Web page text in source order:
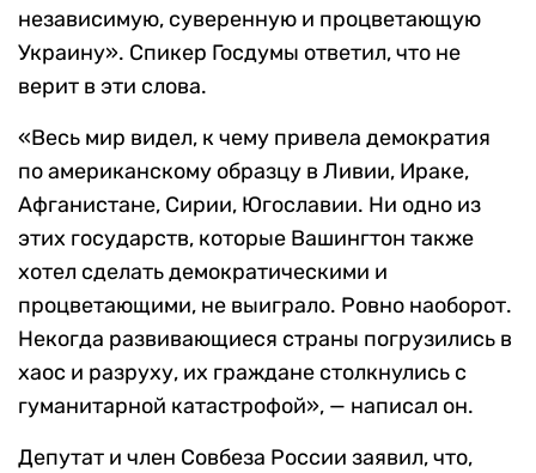
независимую, суверенную и процветающую
Украину». Спикер Госдумы ответил, что не
верит в эти слова.
«Весь мир видел, к чему привела демократия
по американскому образцу в Ливии, Ираке,
Афганистане, Сирии, Югославии. Ни одно из
этих государств, которые Вашингтон также
хотел сделать демократическими и
процветающими, не выиграло. Ровно наоборот.
Некогда развивающиеся страны погрузились в
хаос и разруху, их граждане столкнулись с
гуманитарной катастрофой», — написал он.
Депутат и член Совбеза России заявил, что,